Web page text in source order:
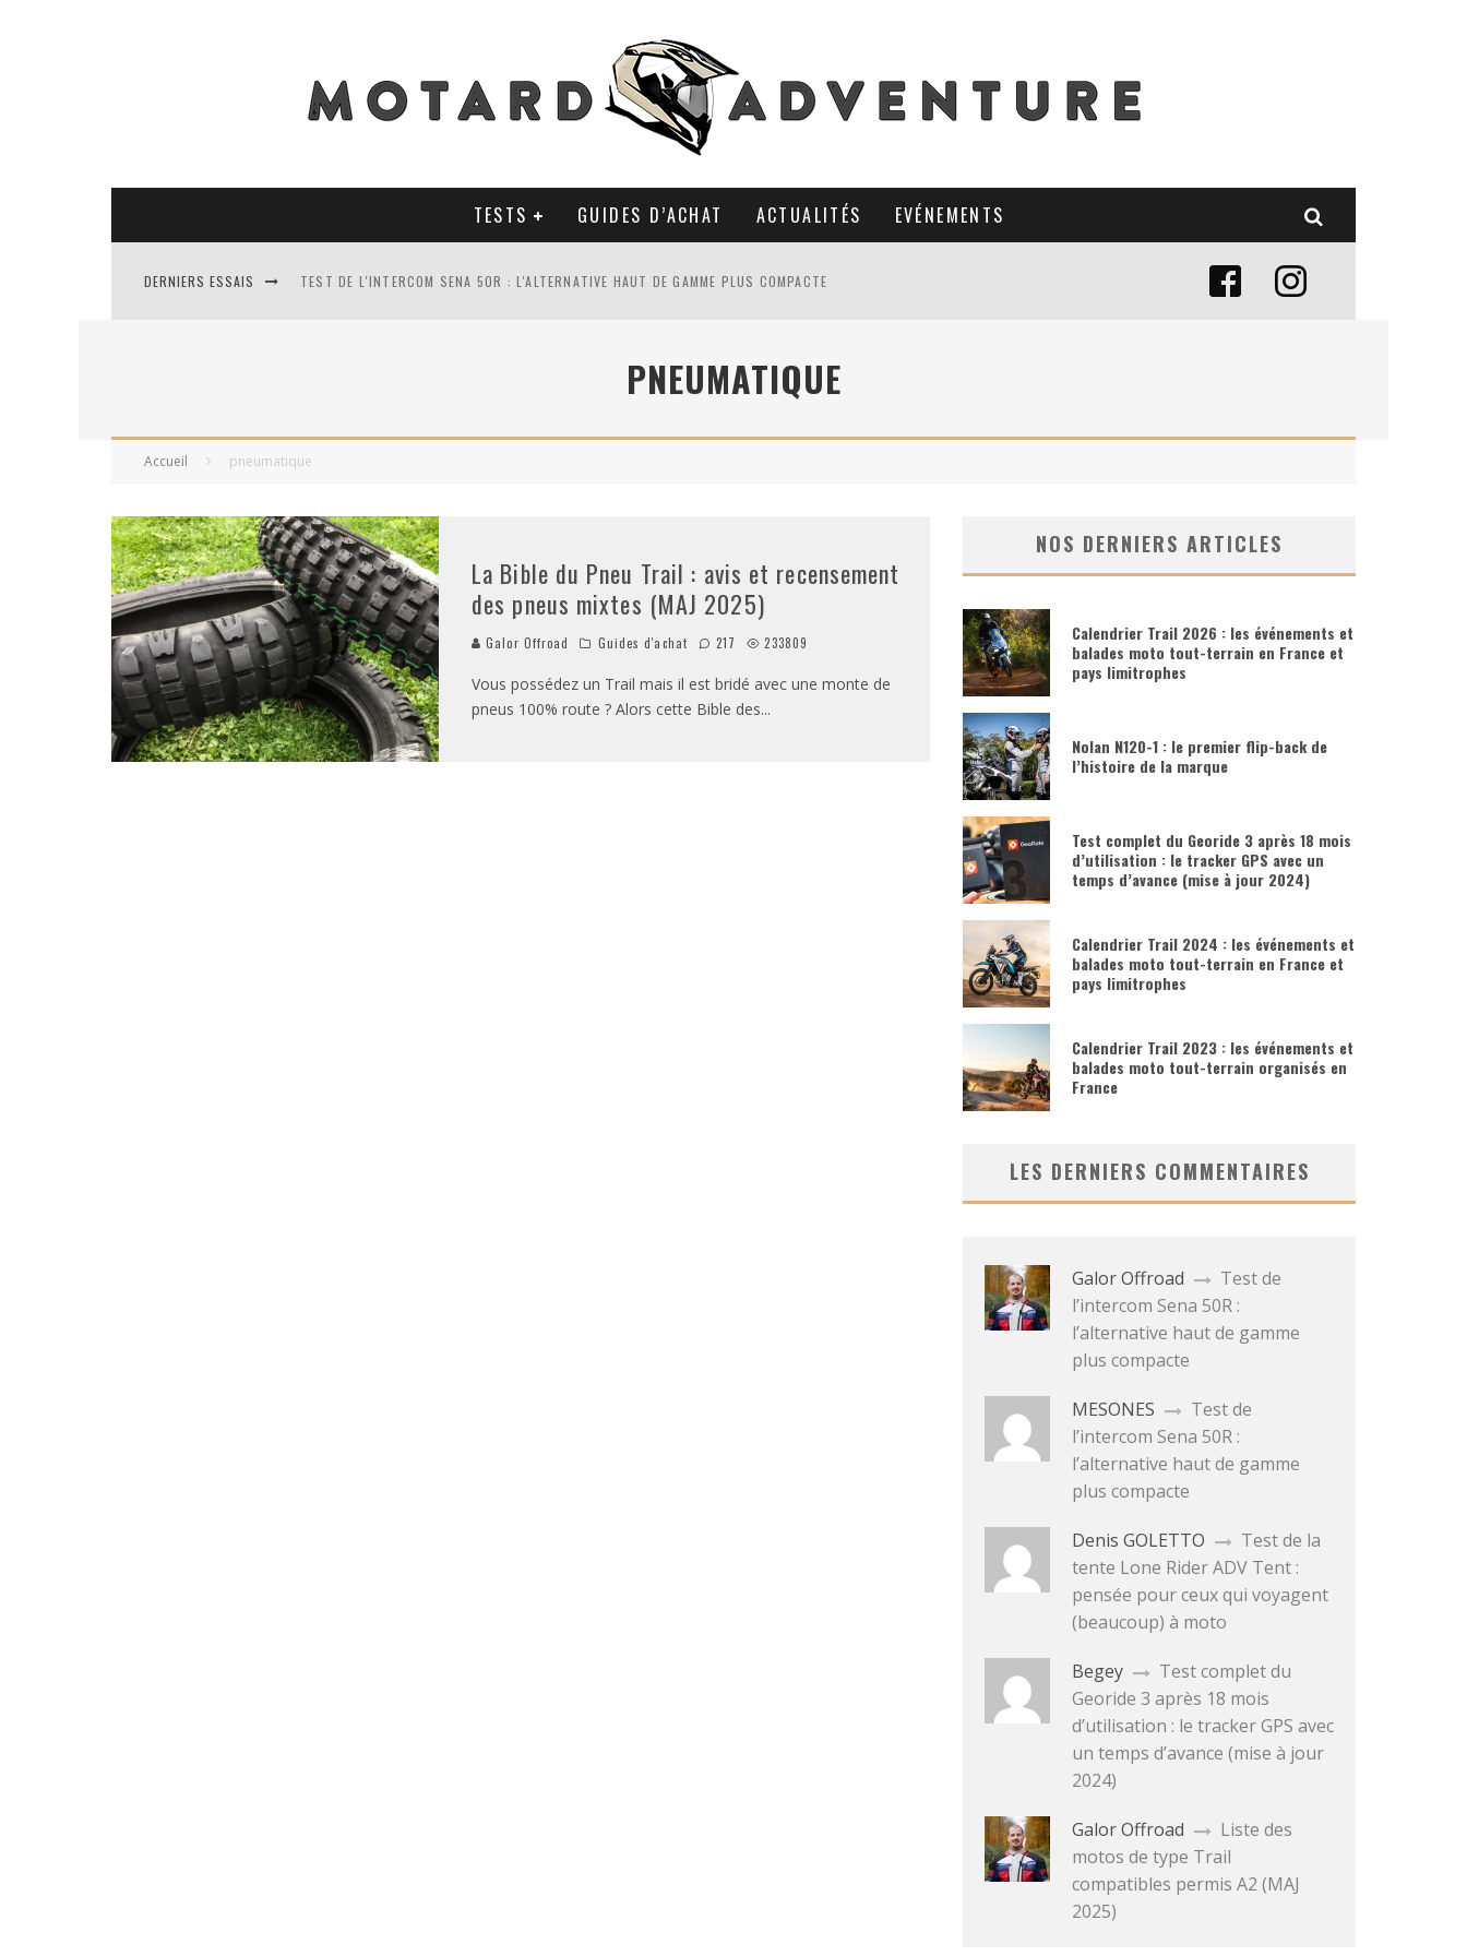
TESTS GUIDES D’ACHAT ACTUALITÉS EVÉNEMENTS
DERNIERS ESSAIS TEST DE L'INTERCOM SENA 50R : L'ALTERNATIVE HAUT DE GAMME PLUS COMPACTE
TEST DES RACER MAVIS 2 : LA POLYVALENCE DE GANTS MI-CUIR MI-SAISON
PNEUMATIQUE
Accueil pneumatique
La Bible du Pneu Trail : avis et recensement
des pneus mixtes (MAJ 2025)
Galor Offroad Guides d'achat 217 233809
Vous possédez un Trail mais il est bridé avec une monte de
pneus 100% route ? Alors cette Bible des...
NOS DERNIERS ARTICLES
Calendrier Trail 2026 : les événements et
balades moto tout-terrain en France et
pays limitrophes
Nolan N120-1 : le premier flip-back de
l’histoire de la marque
Test complet du Georide 3 après 18 mois
d’utilisation : le tracker GPS avec un
temps d’avance (mise à jour 2024)
Calendrier Trail 2024 : les événements et
balades moto tout-terrain en France et
pays limitrophes
Calendrier Trail 2023 : les événements et
balades moto tout-terrain organisés en
France
LES DERNIERS COMMENTAIRES
Galor Offroad
Test de
l’intercom Sena 50R :
l’alternative haut de gamme
plus compacte
MESONES
Test de
l’intercom Sena 50R :
l’alternative haut de gamme
plus compacte
Denis GOLETTO
Test de la
tente Lone Rider ADV Tent :
pensée pour ceux qui voyagent
(beaucoup) à moto
Begey
Test complet du
Georide 3 après 18 mois
d’utilisation : le tracker GPS avec
un temps d’avance (mise à jour
2024)
Galor Offroad
Liste des
motos de type Trail
compatibles permis A2 (MAJ
2025)